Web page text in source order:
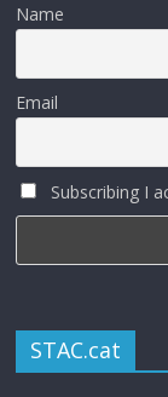
Name
Email
Subscribing I
STAC.cat